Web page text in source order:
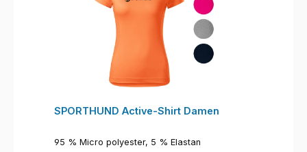
SPORTHUND Active-Shirt Damen
95 % Micro polyester, 5 % Elastan